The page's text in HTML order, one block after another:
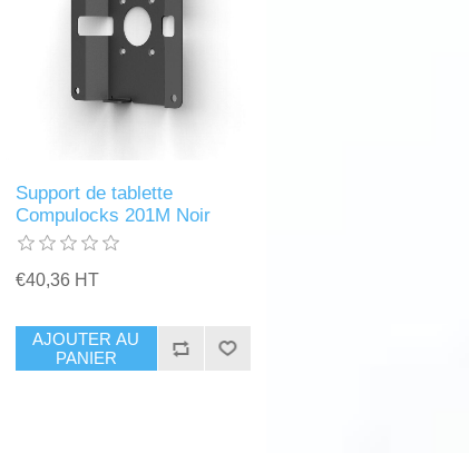
Support de tablette
Compulocks 201M Noir
€40,36 HT
AJOUTER AU
PANIER